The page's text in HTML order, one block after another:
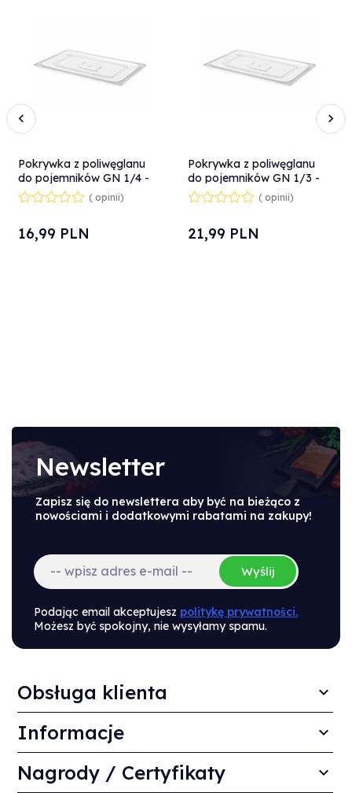
Pokrywka z poliwęglanu
do pojemników GN 1/4 -
Hendi 864142 ( opinii)
16,99 PLN
Pokrywka z poliwęglanu
do pojemników GN 1/3 -
Hendi 864135 ( opinii)
21,99 PLN
Newsletter
Zapisz się do newslettera aby być na bieżąco z
nowościami i dodatkowymi rabatami na zakupy!
Wyślij
Podając email akceptujesz politykę prywatności.
Możesz być spokojny, nie wysyłamy spamu.
Obsługa klienta
Informacje
Nagrody / Certyfikaty